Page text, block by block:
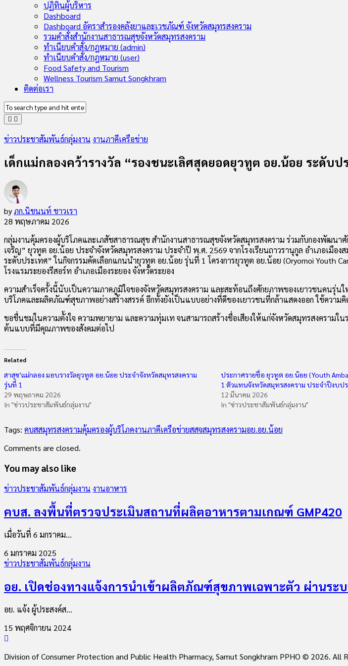
Child
Menu
ปฏิทินผู้บริหาร
Dashboard
Dashboard อัตราสำรองคลังยาและเวชภัณฑ์ จังหวัดสมุทรสงคราม
รวมคำสั่งสำนักงานสาธารณสุขจังหวัดสมุทรสงคราม
ทำเนียบคำสั่ง/กฎหมาย (admin)
ทำเนียบคำสั่ง/กฎหมาย (user)
Food Safety and Tourism
Wellness Tourism Samut Songkhram
ติดต่อเรา
ข่าวประชาสัมพันธ์กลุ่มงาน งานภาคีเครือข่าย
เด็กแม่กลองคว้ารางวัล “รองชนะเลิศสุดยอดยุวทูต อย.น้อย ระดับป
byภก.นิชนนท์ ชาวเรา
28 พฤษภาคม 2026
กลุ่มงานคุ้มครองผู้บริโภคและเภสัชสาธารณสุข สำนักงานสาธารณสุขจังหวัดสมุทรสงคราม ร่วมกับกองพัฒ
เจริญ” ยุวทูต อย.น้อย ประจำจังหวัดสมุทรสงคราม ประจำปี พ.ศ. 2569 จากโรงเรียนถาวรานุกูล อำเภอเมือ
ระดับประเทศ” ในกิจกรรมคัดเลือกแกนนำยุวทูต อย.น้อย รุ่นที่ 1 โครงการยุวทูต อย.น้อย (Oryornoi
โรงแรมระยองรีสอร์ท อำเภอเมืองระยอง จังหวัดระยอง
ความสำเร็จครั้งนี้นับเป็นความภาคภูมิใจของจังหวัดสมุทรสงคราม และสะท้อนถึงศักยภาพของเยาวชนคนรุ่
บริโภคและผลิตภัณฑ์สุขภาพอย่างสร้างสรรค์ อีกทั้งยังเป็นแบบอย่างที่ดีของเยาวชนที่กล้าแสดงออก ใช้ความ
ขอชื่นชมในความตั้งใจ ความพยายาม และความทุ่มเท จนสามารถสร้างชื่อเสียงให้แก่จังหวัดสมุทรสงคราม
ต้นแบบที่มีคุณภาพของสังคมต่อไป
Related
สาสุข’แม่กลอง มอบรางวัลยุวทูต อย.น้อย ประจำจังหวัดสมุทรสงคราม
รุ่นที่ 1
29 พฤษภาคม 2026
In "ข่าวประชาสัมพันธ์กลุ่มงาน"
ประกาศรายชื่อ ยุวทูต อย.น้อย (Youth
1 ตัวแทนจังหวัดสมุทรสงคราม ประจำปีงบป
12 มีนาคม 2026
In "ข่าวประชาสัมพันธ์กลุ่มงาน"
Tags: คบสสมุทรสงครามคุ้มครองผู้บริโภคงานภาคีเครือข่ายสสจสมุทรสงครามอย.อย.น้อย
Comments are closed.
You may also like
ข่าวประชาสัมพันธ์กลุ่มงาน งานอาหาร
คบส. ลงพื้นที่ตรวจประเมินสถานที่ผลิตอาหารตามเกณฑ์ GMP420
เมื่อวันที่ 6 มกราคม...
6 มกราคม 2025
ข่าวประชาสัมพันธ์กลุ่มงาน
อย. เปิดช่องทางแจ้งการนำเข้าผลิตภัณฑ์สุขภาพเฉพาะตัว ผ่านระบ
อย. แจ้ง ผู้ประสงค์ส...
15 พฤศจิกายน 2024
Division of Consumer Protection and Public Health Pharmacy, Samut Songkhram PPHO © 2026. All